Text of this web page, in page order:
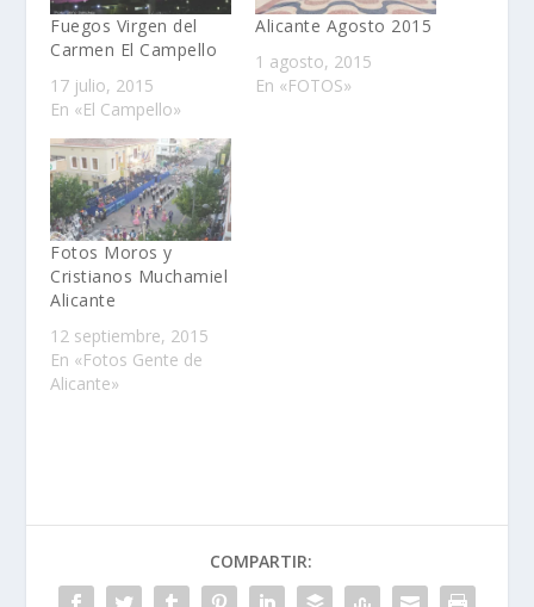
Fuegos Virgen del
Carmen El Campello
17 julio, 2015
En «El Campello»
Alicante Agosto 2015
1 agosto, 2015
En «FOTOS»
Fotos Moros y
Cristianos Muchamiel
Alicante
12 septiembre, 2015
En «Fotos Gente de
Alicante»
COMPARTIR: